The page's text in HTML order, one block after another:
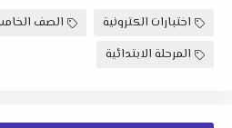
اختبارات الكترونية
الصف
المرحلة الابتدائية